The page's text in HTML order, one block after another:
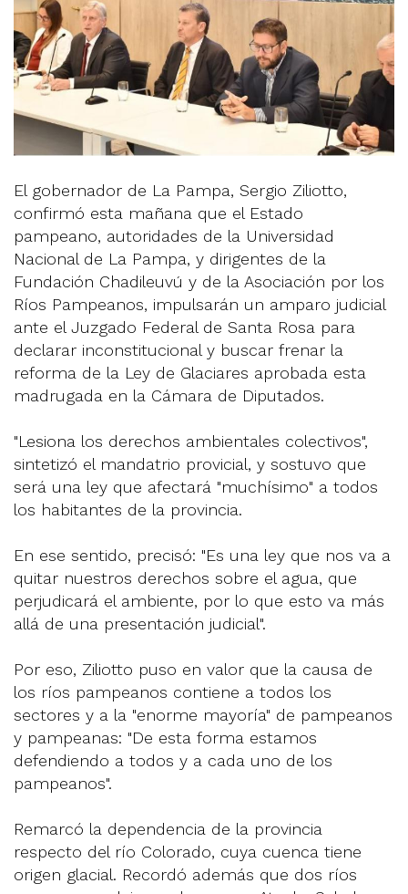
El gobernador de La Pampa, Sergio Ziliotto,
confirmó esta mañana que el Estado
pampeano, autoridades de la Universidad
Nacional de La Pampa, y dirigentes de la
Fundación Chadileuvú y de la Asociación por los
Ríos Pampeanos, impulsarán un amparo judicial
ante el Juzgado Federal de Santa Rosa para
declarar inconstitucional y buscar frenar la
reforma de la Ley de Glaciares aprobada esta
madrugada en la Cámara de Diputados.
"Lesiona los derechos ambientales colectivos",
sintetizó el mandatrio provicial, y sostuvo que
será una ley que afectará "muchísimo" a todos
los habitantes de la provincia.
En ese sentido, precisó: "Es una ley que nos va a
quitar nuestros derechos sobre el agua, que
perjudicará el ambiente, por lo que esto va más
allá de una presentación judicial".
Por eso, Ziliotto puso en valor que la causa de
los ríos pampeanos contiene a todos los
sectores y a la "enorme mayoría" de pampeanos
y pampeanas: "De esta forma estamos
defendiendo a todos y a cada uno de los
pampeanos".
Remarcó la dependencia de la provincia
respecto del río Colorado, cuya cuenca tiene
origen glacial. Recordó además que dos ríos